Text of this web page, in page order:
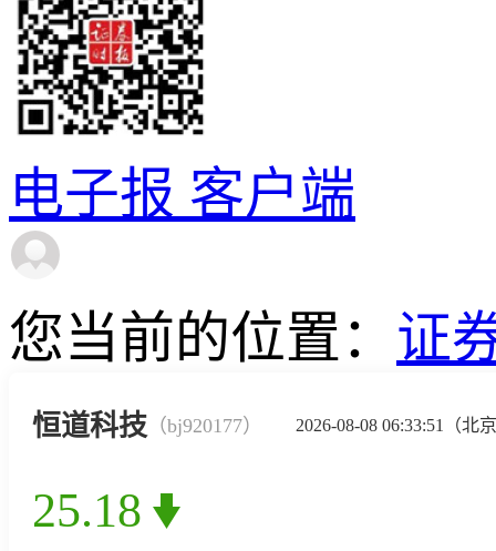
电子报 客户端
您当前的位置： 证
恒道科技 （bj920177） 2026-08-08 06:33:51（北
25.18